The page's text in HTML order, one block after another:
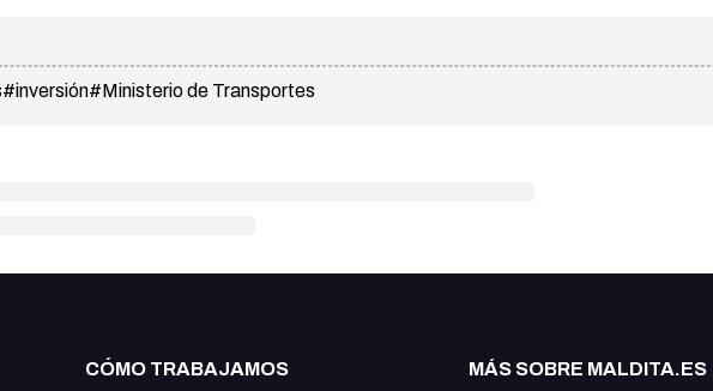
#inversión#Ministerio de Transportes
CÓMO TRABAJAMOS MÁS SOBRE MALDITA.ES